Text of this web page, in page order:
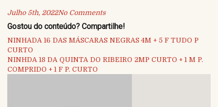
Julho 5th, 2022No Comments
Gostou do conteúdo? Compartilhe!
Navegação
de
NINHADA 16 DAS MÁSCARAS NEGRAS 4M + 5 F TUDO P
CURTO
NINHDA 18 DA QUINTA DO RIBEIRO 2MP CURTO + 1 M P.
COMPRIDO + 1 F P. CURTO